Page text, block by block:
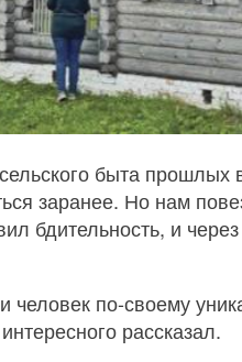
быта прошлых
заранее. Но нам
бдительность, и
человек по-своему
рассказал.